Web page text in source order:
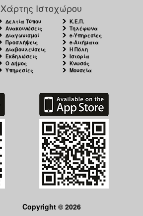
Χάρτης Ιστοχώρου
Δελτία Τύπου
Ανακοινώσεις
Διαγωνισμοί
Προσλήψεις
Διαβουλεύσεις
Εκδηλώσεις
Ο Δήμος
Υπηρεσίες
Κ.Ε.Π.
Τηλέφωνα
e-Υπηρεσίες
e-Αιτήματα
Η Πόλη
Ιστορία
Κνωσός
Μουσεία
Copyright © 2026